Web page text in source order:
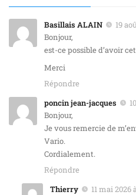
Basillais ALAIN
19
Bonjour,
est-ce possible d’avoir
Merci
Répondre
poncin jean-jacques
Bonjour,
Je vous remercie de
Vario.
Cordialement.
Répondre
Thierry
11 mai 2026